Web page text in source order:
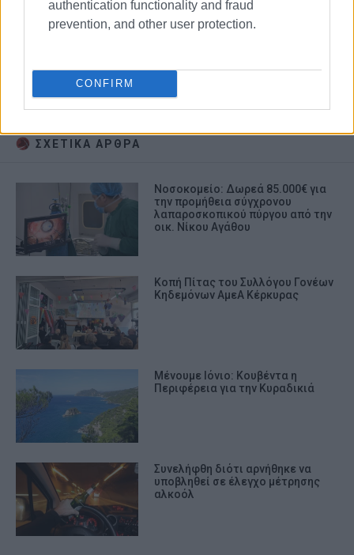
authentication functionality and fraud
prevention, and other user protection.
CONFIRM
γενικό νοσοκομείο κερκύρας
ΣΧΕΤΙΚA AΡΘΡΑ
Νοσοκομείο: Δωρεά 85.000€ για
την προμήθεια σύγχρονου
λαπαροσκοπικού πύργου από την
οικ. Νίκου Αγάθου
Κοπή Πίτας του Συλλόγου Γονέων
Κηδεμόνων ΑμεΑ Κέρκυρας
Μένουμε Ιόνιο: Κουβέντα η
Περιφέρεια για την Κυραδικιά
Συνελήφθη διότι αρνήθηκε να
υποβληθεί σε έλεγχο μέτρησης
αλκοόλ